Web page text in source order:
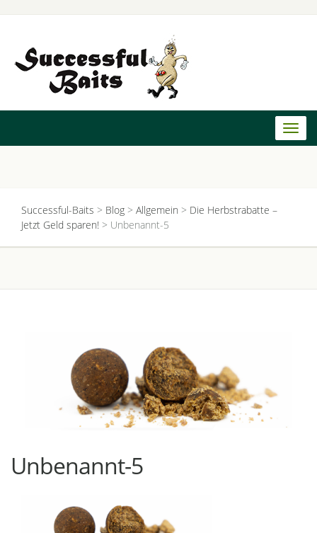
Successful-Baits > Blog > Allgemein > Die Herbstrabatte –
Jetzt Geld sparen! > Unbenannt-5
Unbenannt-5